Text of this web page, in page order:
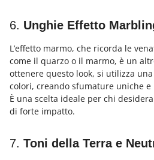
6. Unghie Effetto
L’effetto marmo, che ricorda le
come il quarzo o il marmo, è un
ottenere questo look, si utilizza
colori, creando sfumature uniche
È una scelta ideale per chi
di forte impatto.
7. Toni della Terra e